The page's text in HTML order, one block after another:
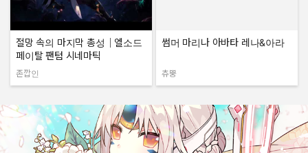
절망 속의 마지막 총성｜엘소드
페이탈 팬텀 시네마틱
작성자:
존깝인
썸머 마리나 아바타 레나&아라
작성자:
츄뿡
엘소드의 또다른 재미 작가연재만화